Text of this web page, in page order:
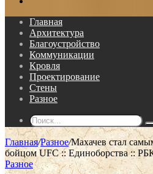
Главная
Архитектура
Благоустройство
Коммуникации
Кровля
Проектирование
Стены
Разное
Главная/Разное/Махачев стал
бойцом UFC :: Единоборства ::
Разное